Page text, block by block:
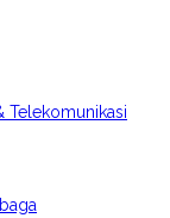
Telekomunikasi